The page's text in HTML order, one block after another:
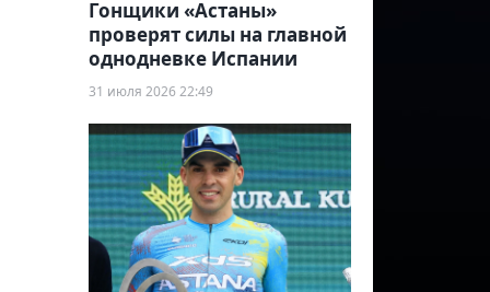
Гонщики «Астаны»
проверят силы на главной
однодневке Испании
31 июля 2026 22:49